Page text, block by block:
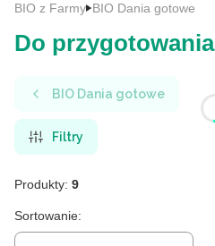
BIO z Farmy BIO Dania gotowe
Do przygotowania
BIO Dania gotowe
Filtry
Produkty: 9
Lista produktów
Sortowanie: